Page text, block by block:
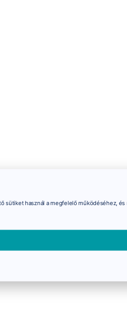
sütiket használ a megfelelő működéséhez,